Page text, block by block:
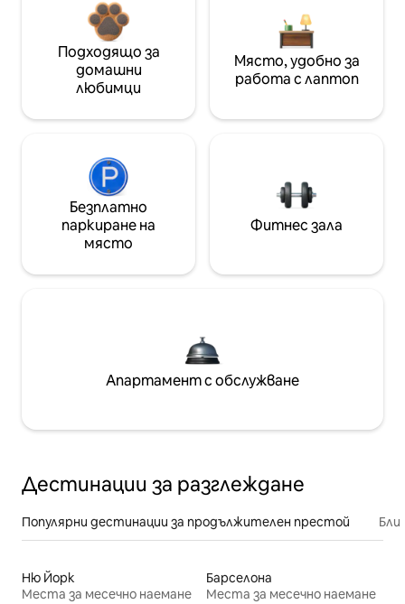
Подходящо за
домашни
любимци
Място, удобно за
работа с лаптоп
Безплатно
паркиране на
място
Фитнес зала
Апартамент с обслужване
Дестинации за разглеждане
Популярни дестинации за продължителен престой
Ню Йорк
Места за месечно наемане
Барселона
Места за месечно наемане